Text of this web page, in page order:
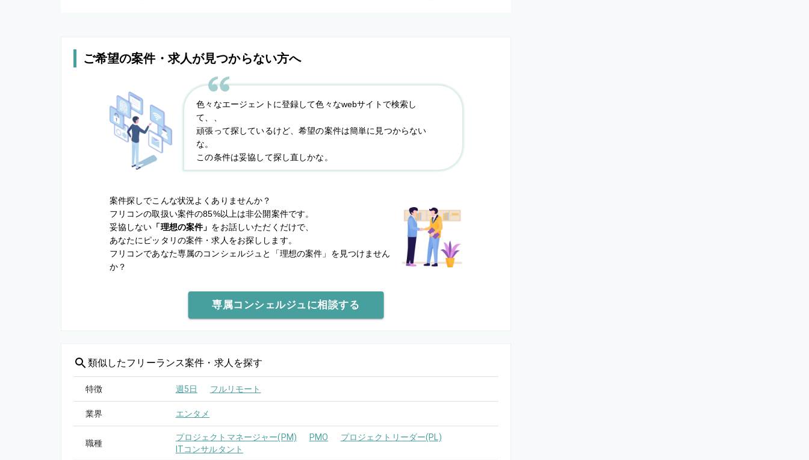
ご希望の案件・求人が見つからない方へ
色々なエージェントに登録して色々なwebサイトで検索し
て、、
頑張って探しているけど、希望の案件は簡単に見つからない
な。
この条件は妥協して探し直しかな。
案件探しでこんな状況よくありませんか？
フリコンの取扱い案件の85%以上は非公開案件です。
妥協しない 「理想の案件」 をお話しいただくだけで、
あなたにピッタリの案件・求人をお探しします。
フリコンであなた専属のコンシェルジュと
「理想の案件」を見つけません
か？
専属コンシェルジュに相談する
類似したフリーランス案件・求人を探す
特徴 週5日 フルリモート
業界 エンタメ
職種
プロジェクトマネージャー(PM) PMO
プロジェクトリーダー(PL)
ITコンサルタント